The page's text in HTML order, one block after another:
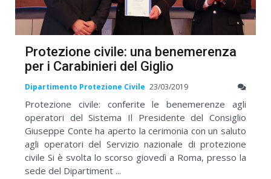
Protezione civile: una benemerenza
per i Carabinieri del Giglio
Dipartimento Protezione Civile 23/03/2019
Protezione civile: conferite le benemerenze agli
operatori del Sistema Il Presidente del Consiglio
Giuseppe Conte ha aperto la cerimonia con un saluto
agli operatori del Servizio nazionale di protezione
civile Si è svolta lo scorso giovedì a Roma, presso la
sede del Dipartiment ...